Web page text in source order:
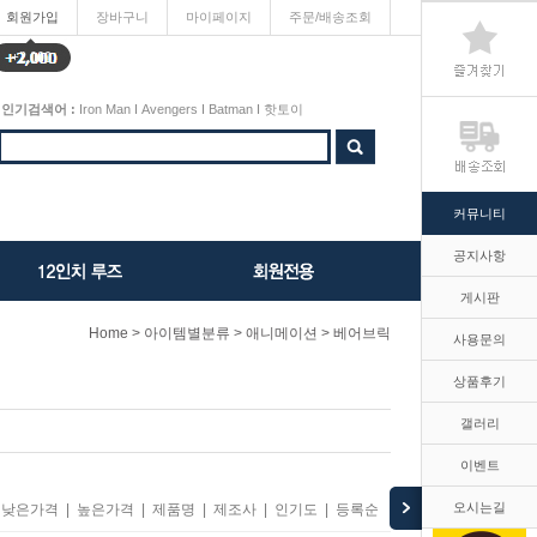
커뮤니티
공지사항
게시판
사용문의
상품후기
갤러리
이벤트
오시는길
회원가입
+2,000
장바구니 마이페이지 주문/배송조회
인기검색어 : Iron Man I Avengers I Batman I 핫토이
Home > 아이템별분류 > 애니메이션 > 베어브릭
낮은가격 높은가격 제품명 제조사 인기도 등록순